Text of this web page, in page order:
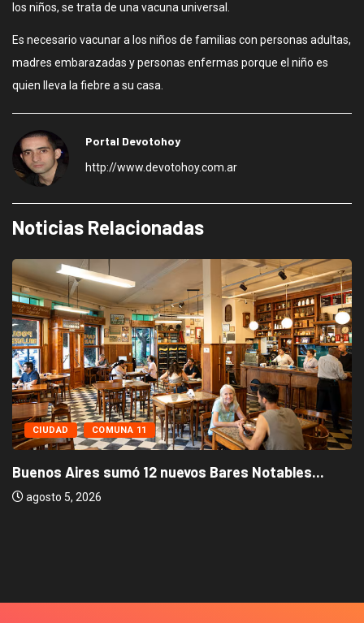
los niños, se trata de una vacuna universal.
Es necesario vacunar a los niños de familias con personas adultas,
madres embarazadas y personas enfermas porque el niño es
quien lleva la fiebre a su casa.
Portal Devotohoy
http://www.devotohoy.com.ar
Noticias Relacionadas
CIUDAD COMUNA 11
Buenos Aires sumó 12 nuevos Bares Notables...
agosto 5, 2026